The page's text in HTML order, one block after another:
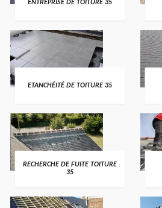
ENTREPRISE DE TOITURE 35
ETANCHÉITÉ DE TOITURE 35
RECHERCHE DE FUITE TOITURE
35